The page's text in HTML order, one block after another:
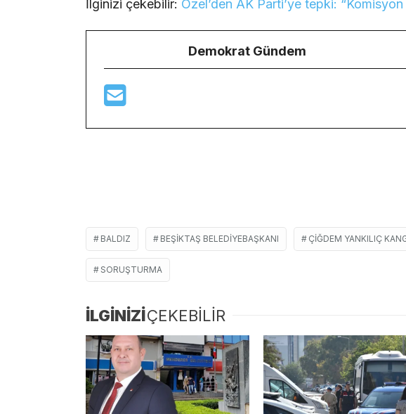
İlginizi çekebilir: Özel’den AK Parti’ye tepki: “Komisyon
Demokrat Gündem
BALDIZ BEŞIKTAŞ BELEDIYEBAŞKANI ÇIĞDEM YANKILIÇ
SORUŞTURMA
İLGİNİZİÇEKEBİLİR